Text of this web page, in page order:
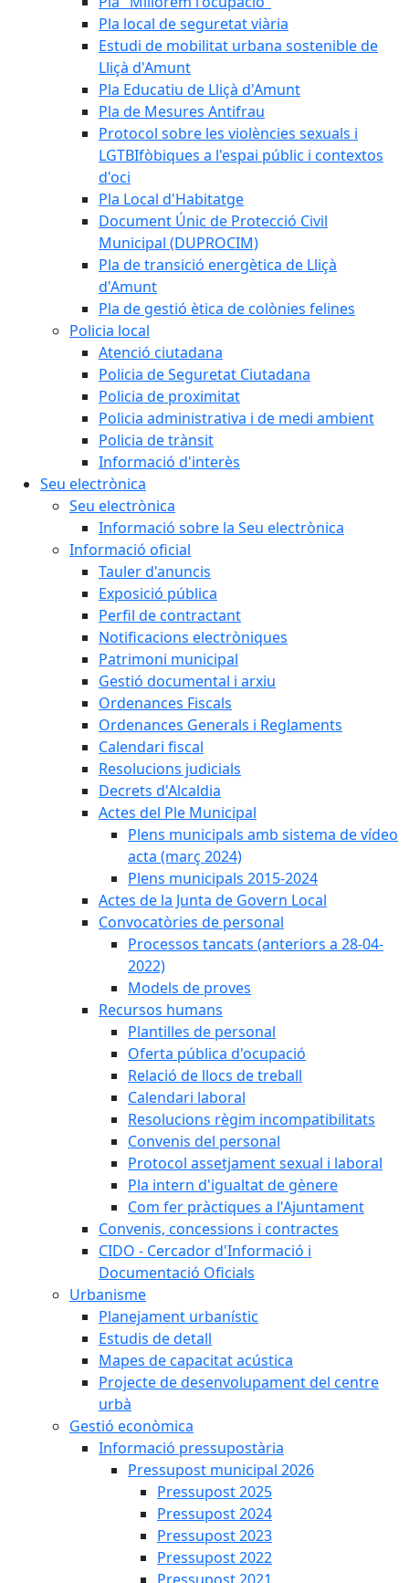
Pla local de seguretat viària
Estudi de mobilitat urbana sostenible de
Lliçà d'Amunt
Pla Educatiu de Lliçà d'Amunt
Pla de Mesures Antifrau
Protocol sobre les violències sexuals i
LGTBIfòbiques a l'espai públic i contextos
d'oci
Pla Local d'Habitatge
Document Únic de Protecció Civil
Municipal (DUPROCIM)
Pla de transició energètica de Lliçà
d'Amunt
Pla de gestió ètica de colònies felines
Policia local
Atenció ciutadana
Policia de Seguretat Ciutadana
Policia de proximitat
Policia administrativa i de medi ambient
Policia de trànsit
Informació d'interès
Seu electrònica
Seu electrònica
Informació sobre la Seu electrònica
Informació oficial
Tauler d'anuncis
Exposició pública
Perfil de contractant
Notificacions electròniques
Patrimoni municipal
Gestió documental i arxiu
Ordenances Fiscals
Ordenances Generals i Reglaments
Calendari fiscal
Resolucions judicials
Decrets d'Alcaldia
Actes del Ple Municipal
Plens municipals amb sistema de vídeo
acta (març 2024)
Plens municipals 2015-2024
Actes de la Junta de Govern Local
Convocatòries de personal
Processos tancats (anteriors a 28-04-
2022)
Models de proves
Recursos humans
Plantilles de personal
Oferta pública d'ocupació
Relació de llocs de treball
Calendari laboral
Resolucions règim incompatibilitats
Convenis del personal
Protocol assetjament sexual i laboral
Pla intern d'igualtat de gènere
Com fer pràctiques a l'Ajuntament
Convenis, concessions i contractes
CIDO - Cercador d'Informació i
Documentació Oficials
Urbanisme
Planejament urbanístic
Estudis de detall
Mapes de capacitat acústica
Projecte de desenvolupament del centre
urbà
Gestió econòmica
Informació pressupostària
Pressupost municipal 2026
Pressupost 2025
Pressupost 2024
Pressupost 2023
Pressupost 2022